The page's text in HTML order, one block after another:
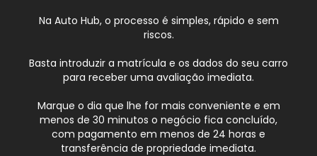
Na Auto Hub, o processo é simples, rápido e sem
riscos.
Basta introduzir a matrícula e os dados do seu carro
para receber uma avaliação imediata.
Marque o dia que lhe for mais conveniente e em
menos de 30 minutos o negócio fica concluído,
com pagamento em menos de 24 horas e
transferência de propriedade imediata.